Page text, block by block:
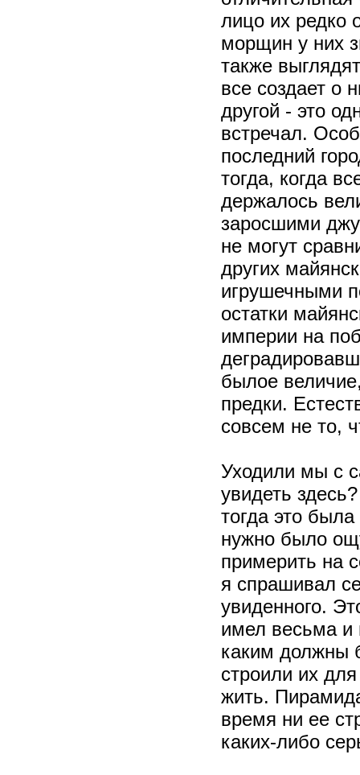
лицо их редко
морщин у них
также
все создает о
другой - это
встречал.
последний
тогда, когда
держалось
заросшими
не могут
других
игрушечными
остатки
империи на
былое
предки.
совсем не то,
Уходили мы с
увидеть
тогда это
нужно было
примерить на
я спрашивал
увиденного.
имел весьма и
каким должны
строили их
жить.
время ни ее
каких-либо